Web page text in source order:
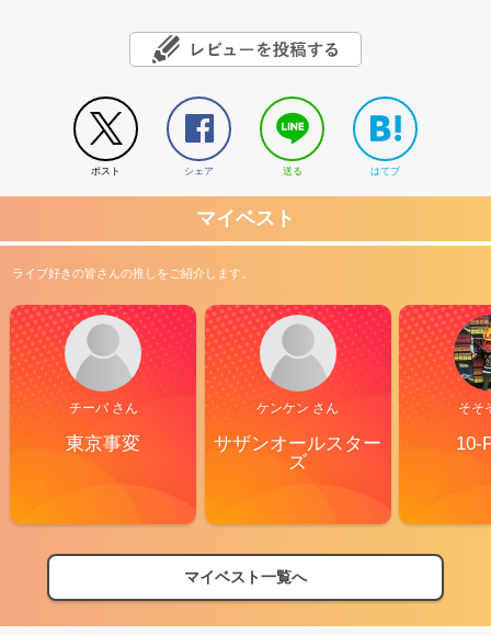
ポスト シェア 送る はてブ
マイベスト
ライブ好きの皆さんの推しをご紹介します。
チーバ さん
東京事変
ケンケン さん
サザンオールスター
ズ
そそ
10-
マイベスト一覧へ
【フェス特集2026】フェス情報はここから！
【ライブ動員ランキング】2026年上半期編発表！